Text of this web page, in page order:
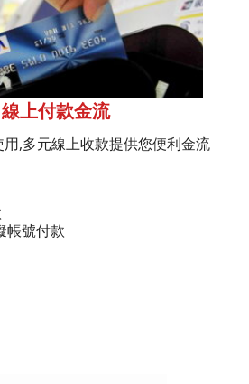
線上付款金流
,多元線上收款提供您便利金流
帳號付款